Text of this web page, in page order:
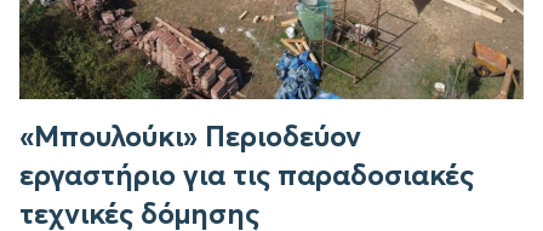
«Μπουλούκι» Περιοδεύον
εργαστήριο για τις παραδοσιακές
τεχνικές δόμησης